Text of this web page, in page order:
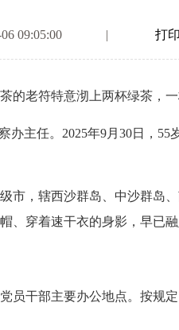
09:05:00 | 打印
老符特意沏上两杯绿茶，一
主任。2025年9月30日，55
，辖西沙群岛、中沙群岛
、穿着速干衣的身影，早已融
干部主要办公地点。按规定